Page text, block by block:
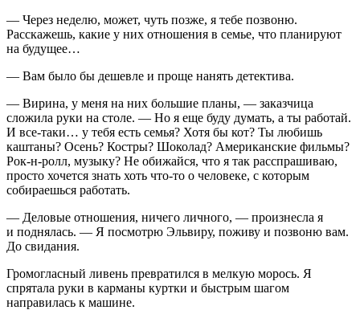
— Через неделю, может, чуть позже, я тебе позвоню.
Расскажешь, какие у них отношения в семье, что планируют
на будущее…
— Вам было бы дешевле и проще нанять детектива.
— Вирина, у меня на них большие планы, — заказчица
сложила руки на столе. — Но я еще буду думать, а ты работай.
И все-таки… у тебя есть семья? Хотя бы кот? Ты любишь
каштаны? Осень? Костры? Шоколад? Американские фильмы?
Рок-н-ролл, музыку? Не обижайся, что я так расспрашиваю,
просто хочется знать хоть что-то о человеке, с которым
собираешься работать.
— Деловые отношения, ничего личного, — произнесла я
и поднялась. — Я посмотрю Эльвиру, поживу и позвоню вам.
До свидания.
Громогласный ливень превратился в мелкую морось. Я
спрятала руки в карманы куртки и быстрым шагом
направилась к машине.